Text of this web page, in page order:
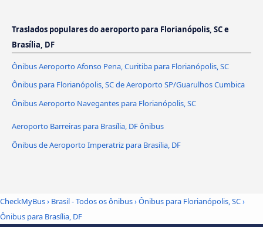
Traslados populares do aeroporto para Florianópolis, SC e
Brasília, DF
Ônibus Aeroporto Afonso Pena, Curitiba para Florianópolis, SC
Ônibus para Florianópolis, SC de Aeroporto SP/Guarulhos Cumbica
Ônibus Aeroporto Navegantes para Florianópolis, SC
Aeroporto Barreiras para Brasília, DF ônibus
Ônibus de Aeroporto Imperatriz para Brasília, DF
CheckMyBus› Brasil - Todos os ônibus›Ônibus para Florianópolis, SC›
Ônibus para Brasília, DF